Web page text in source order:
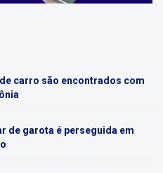
carro são encontrados com
de garota é perseguida em